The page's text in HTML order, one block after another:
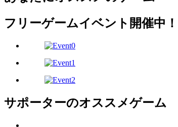
フリーゲームイベント開催中！
サポーターのオススメゲーム